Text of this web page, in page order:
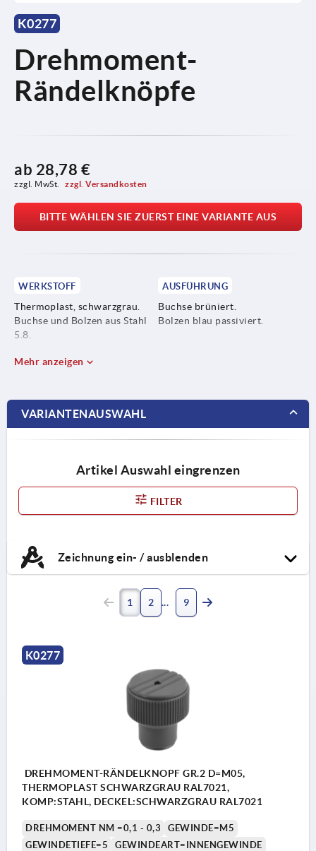
K0277
Drehmoment-
Rändelknöpfe
ab 28,78 €
zzgl. MwSt. zzgl. Versandkosten
BITTE WÄHLEN SIE ZUERST EINE VARIANTE AUS
WERKSTOFF
Thermoplast, schwarzgrau.
Buchse und Bolzen aus Stahl
5.8.
AUSFÜHRUNG
Buchse brüniert.
Bolzen blau passiviert.
Mehr anzeigen
VARIANTENAUSWAHL
Artikel Auswahl eingrenzen
FILTER
Zeichnung ein- / ausblenden
1 2 9
K0277
DREHMOMENT-RÄNDELKNOPF GR.2 D=M05,
THERMOPLAST SCHWARZGRAU RAL7021,
KOMP:STAHL, DECKEL:SCHWARZGRAU RAL7021
DREHMOMENT NM =0,1 - 0,3
GEWINDE=M5
GEWINDETIEFE=5
GEWINDEART=INNENGEWINDE